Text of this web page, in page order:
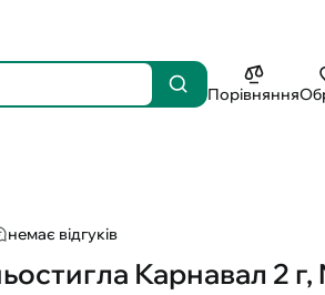
Порівняння
немає відгуків
Карнавал 2 г,